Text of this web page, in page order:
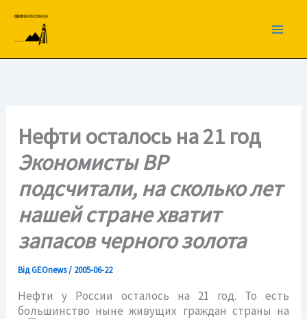
вмісту
Нефти осталось на 21 год
Экономисты ВР
подсчитали, на сколько лет
нашей стране хватит
запасов черного золота
ВідGEOnews/ 2005-06-22
Нефти у России осталось на 21 год. То есть
большинство ныне живущих граждан страны на